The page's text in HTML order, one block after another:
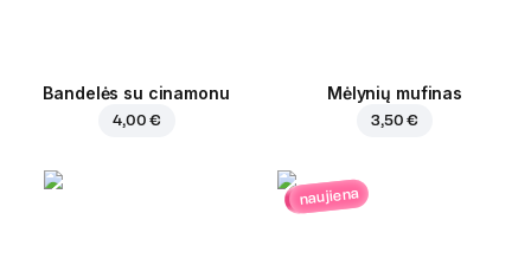
Bandelės su cinamonu
4,00 €
Mėlynių mufinas
3,50 €
naujiena